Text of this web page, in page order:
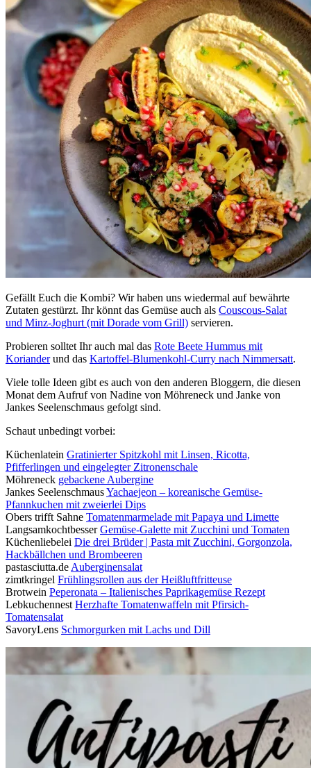
Gefällt Euch die Kombi? Wir haben uns wiedermal auf bewährte
Zutaten gestürzt. Ihr könnt das Gemüse auch als Couscous-Salat
und Minz-Joghurt (mit Dorade vom Grill) servieren.
Probieren solltet Ihr auch mal das Rote Beete Hummus mit
Korianderund das Kartoffel-Blumenkohl-Curry nach Nimmersatt.
Viele tolle Ideen gibt es auch von den anderen Bloggern, die diesen
Monat dem Aufruf von Nadine von Möhreneck und Janke von
Jankes Seelenschmaus gefolgt sind.
Schaut unbedingt vorbei:
Küchenlatein Gratinierter Spitzkohl mit Linsen, Ricotta,
Pfifferlingen und eingelegter Zitronenschale
Möhreneck gebackene Aubergine
Jankes SeelenschmausYachaejeon – koreanische Gemüse-
Pfannkuchen mit zweierlei Dips
Obers trifft Sahne Tomatenmarmelade mit Papaya und Limette
LangsamkochtbesserGemüse-Galette mit Zucchini und Tomaten
Küchenliebelei Die drei Brüder | Pasta mit Zucchini, Gorgonzola,
Hackbällchen und Brombeeren
pastasciutta.de Auberginensalat
zimtkringel Frühlingsrollen aus der Heißluftfritteuse
Brotwein Peperonata – Italienisches Paprikagemüse Rezept
Lebkuchennest Herzhafte Tomatenwaffeln mit Pfirsich-
Tomatensalat
SavoryLens Schmorgurken mit Lachs und Dill